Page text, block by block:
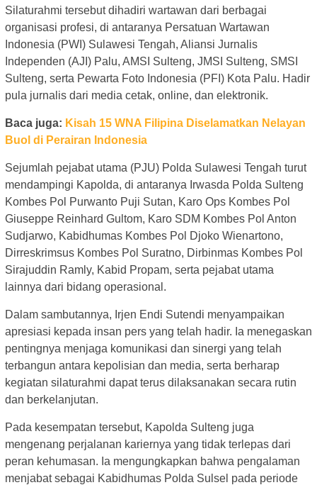
Silaturahmi tersebut dihadiri wartawan dari berbagai
organisasi profesi, di antaranya Persatuan Wartawan
Indonesia (PWI) Sulawesi Tengah, Aliansi Jurnalis
Independen (AJI) Palu, AMSI Sulteng, JMSI Sulteng, SMSI
Sulteng, serta Pewarta Foto Indonesia (PFI) Kota Palu. Hadir
pula jurnalis dari media cetak, online, dan elektronik.
Baca juga: Kisah 15 WNA Filipina Diselamatkan Nelayan
Buol di Perairan Indonesia
Sejumlah pejabat utama (PJU) Polda Sulawesi Tengah turut
mendampingi Kapolda, di antaranya Irwasda Polda Sulteng
Kombes Pol Purwanto Puji Sutan, Karo Ops Kombes Pol
Giuseppe Reinhard Gultom, Karo SDM Kombes Pol Anton
Sudjarwo, Kabidhumas Kombes Pol Djoko Wienartono,
Dirreskrimsus Kombes Pol Suratno, Dirbinmas Kombes Pol
Sirajuddin Ramly, Kabid Propam, serta pejabat utama
lainnya dari bidang operasional.
Dalam sambutannya, Irjen Endi Sutendi menyampaikan
apresiasi kepada insan pers yang telah hadir. Ia menegaskan
pentingnya menjaga komunikasi dan sinergi yang telah
terbangun antara kepolisian dan media, serta berharap
kegiatan silaturahmi dapat terus dilaksanakan secara rutin
dan berkelanjutan.
Pada kesempatan tersebut, Kapolda Sulteng juga
mengenang perjalanan kariernya yang tidak terlepas dari
peran kehumasan. Ia mengungkapkan bahwa pengalaman
menjabat sebagai Kabidhumas Polda Sulsel pada periode